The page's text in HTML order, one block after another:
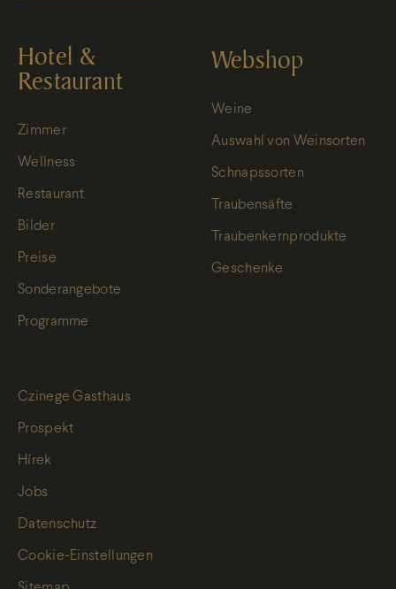
Hotel &
Restaurant
Zimmer
Wellness
Restaurant
Bilder
Preise
Sonderangebote
Programme
Webshop
Weine
Auswahl von Weinsorten
Schnapssorten
Traubensäfte
Traubenkernprodukte
Geschenke
Czinege Gasthaus
Prospekt
Hírek
Jobs
Datenschutz
Cookie-Einstellungen